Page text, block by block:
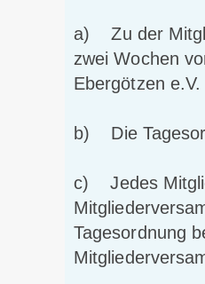
a) Zu der
zwei Wochen
Ebergötzen
b) Die
c) Jedes
Tagesordnung